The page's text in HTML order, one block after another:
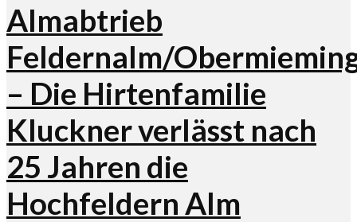
Almabtrieb
Feldernalm/
– Die Hirtenfamilie
Kluckner verlässt nach
25 Jahren die
Hochfeldern Alm